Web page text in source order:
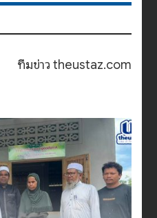
ทีมข่าว theustaz.com